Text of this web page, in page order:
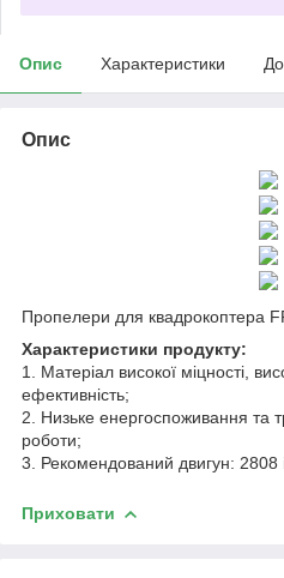
Опис Характеристики
Опис
Пропелери для квадрокоптера
Характеристики продукту:
1. Матеріал високої міцності,
ефективність;
2. Низьке енергоспоживання та
роботи;
3. Рекомендований двигун: 2808
Приховати